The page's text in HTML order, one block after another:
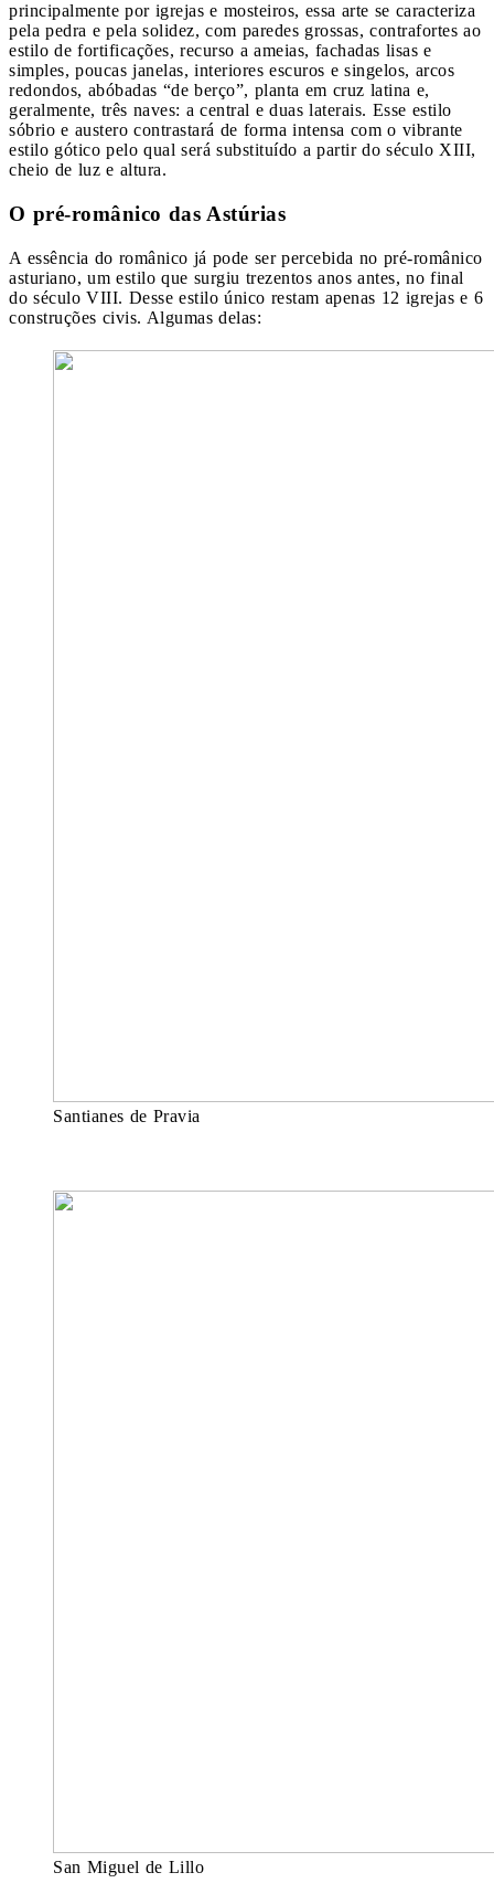
principalmente por igrejas e mosteiros, essa arte se caracteriza
pela pedra e pela solidez, com paredes grossas, contrafortes ao
estilo de fortificações, recurso a ameias, fachadas lisas e
simples, poucas janelas, interiores escuros e singelos, arcos
redondos, abóbadas “de berço”, planta em cruz latina e,
geralmente, três naves: a central e duas laterais. Esse estilo
sóbrio e austero contrastará de forma intensa com o vibrante
estilo gótico pelo qual será substituído a partir do século XIII,
cheio de luz e altura.
O pré-românico das Astúrias
A essência do românico já pode ser percebida no pré-românico
asturiano, um estilo que surgiu trezentos anos antes, no final
do século VIII. Desse estilo único restam apenas 12 igrejas e 6
construções civis. Algumas delas:
Santianes de Pravia
San Miguel de Lillo